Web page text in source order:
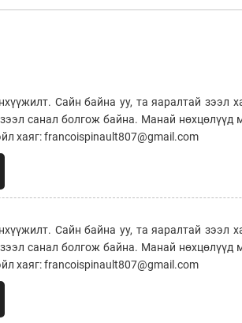
Сайн байна уу, та яаралтай зээл
санал болгож байна. Манай нөхцөлүүд
хаяг: francoispinault807@gmail.com
Сайн байна уу, та яаралтай зээл
санал болгож байна. Манай нөхцөлүүд
хаяг: francoispinault807@gmail.com